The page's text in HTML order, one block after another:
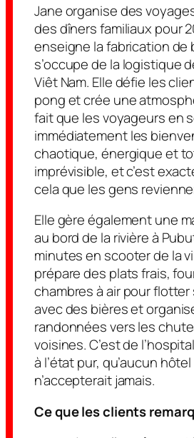
Jane organise des
des dîners familiaux pour
enseigne la fabrication de
s’occupe de la logistique
Viêt Nam. Elle défie les
pong et crée une
fait que les voyageurs en
immédiatement les
chaotique, énergique et
imprévisible, et c’est
cela que les gens
Elle gère également une
au bord de la rivière à
minutes en scooter de la
prépare des plats frais,
chambres à air pour flotter
avec des bières et
randonnées vers les
voisines. C’est de
à l’état pur, qu’aucun
n’accepterait jamais.
Ce que les clients